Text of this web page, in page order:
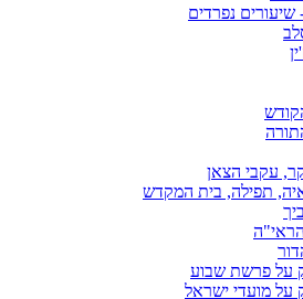
נפרדים
עקבי הצאן
תפילה, בית המקדש
על פרשת שבוע
על מועדי ישראל